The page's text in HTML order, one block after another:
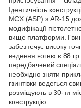
Ідентичність
MCX (ASP) з AR-15
модифікації
вище платформи.
забезпечує високу
ведення вогню є 88
передбачений
необхідно зняти
гвинтівки ведеться
розміщують в 30-ти
конструкцію.